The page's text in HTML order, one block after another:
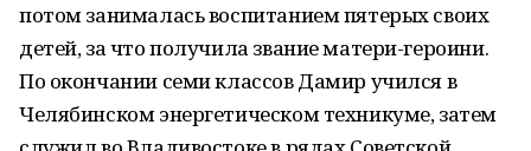
потом занималась воспитанием пятерых своих
детей, за что получила звание матери-героини.
По окончании семи классов Дамир учился в
Челябинском энергетическом техникуме, затем